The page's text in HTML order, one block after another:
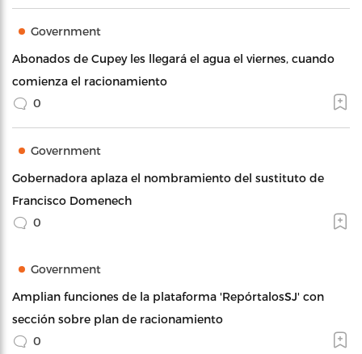
Government
Abonados de Cupey les llegará el agua el viernes, cuando
comienza el racionamiento
0
Government
Gobernadora aplaza el nombramiento del sustituto de
Francisco Domenech
0
Government
Amplian funciones de la plataforma 'RepórtalosSJ' con
sección sobre plan de racionamiento
0